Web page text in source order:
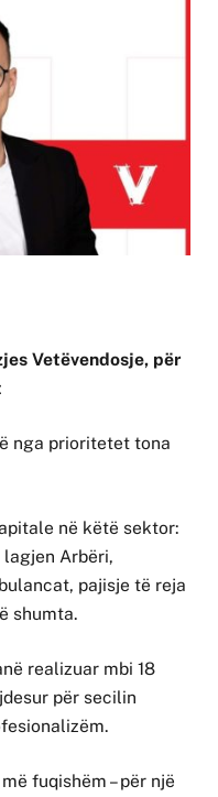
Vetëvendosje, për
nga prioritetet tona
në këtë sektor:
Arbëri,
pajisje të reja
shumta.
realizuar mbi 18
për secilin
fuqishëm – për një